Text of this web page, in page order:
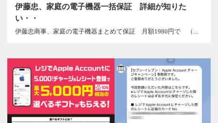
伊藤忠、家庭の電子機器一括保証 詳細が知りた
い・・
伊藤忠商事、家庭の電子機器まとめて保証 月額1980円で （...